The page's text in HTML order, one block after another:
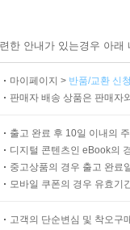
한 안내가 있는경우 아
마이페이지 > 반품/교환 신
판매자 배송 상품은 판매자
출고 완료 후 10일 이내의
디지털 콘텐츠인 eBook의
중고상품의 경우 출고 완료
모바일 쿠폰의 경우 유효기
고객의 단순변심 및 착오구